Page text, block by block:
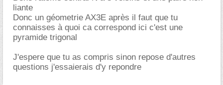
liante
Donc un géometrie AX3E après il faut que tu
connaisses à quoi ca correspond ici c'est une
pyramide trigonal
J'espere que tu as compris sinon repose d'autres
questions j'essaierais d'y repondre